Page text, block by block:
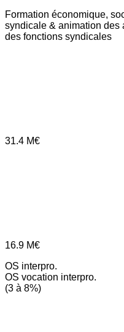
Formation économique,
syndicale & animation des
des fonctions syndicales
31.4 M€
16.9 M€
OS interpro.
OS vocation interpro.
(3 à 8%)